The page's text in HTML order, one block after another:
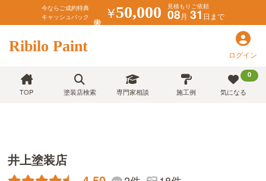
今ならご成約特典
キャッシュバック
￥50,000 見積もりご依頼
08月 31日まで
Ribilo Paint ログイン
TOP 塗装店検索 専門家相談 施工例
0
気になる
井上塗装店